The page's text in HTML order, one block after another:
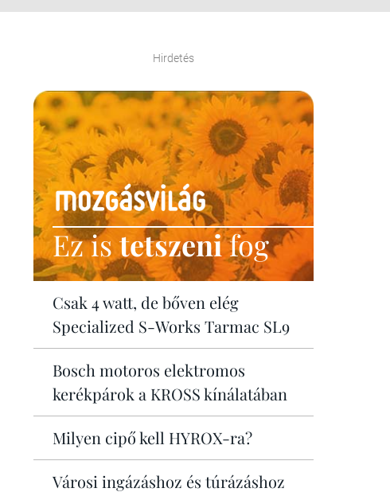
Hirdetés
Ez istetszenifog
Csak 4 watt, de bőven elég
Specialized S-Works Tarmac SL9
Bosch motoros elektromos
kerékpárok a KROSS kínálatában
Milyen cipő kell HYROX-ra?
Városi ingázáshoz és túrázáshoz